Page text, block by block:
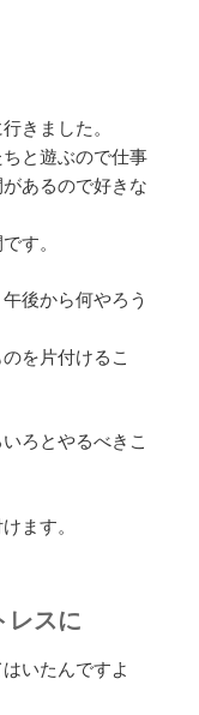
きました。
と遊ぶので仕事
あるので好きな
す。
後から何やろう
を片付けるこ
ろとやるべきこ
ます。
レスに
いたんですよ